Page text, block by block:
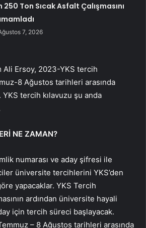
250 Ton Sıcak Asfalt Çalışmasını
7, 2026
Ali Ersoy, 2023-YKS tercih
8 Ağustos tarihleri ​​arasında
YKS tercih kılavuzu şu anda
NE ZAMAN?
numarası ve aday şifresi ile
üniversite tercihlerini YKS’den
yapacaklar. YKS Tercih
ardından üniversite hayali
için tercih süreci başlayacak.
– 8 Ağustos tarihleri ​​arasında